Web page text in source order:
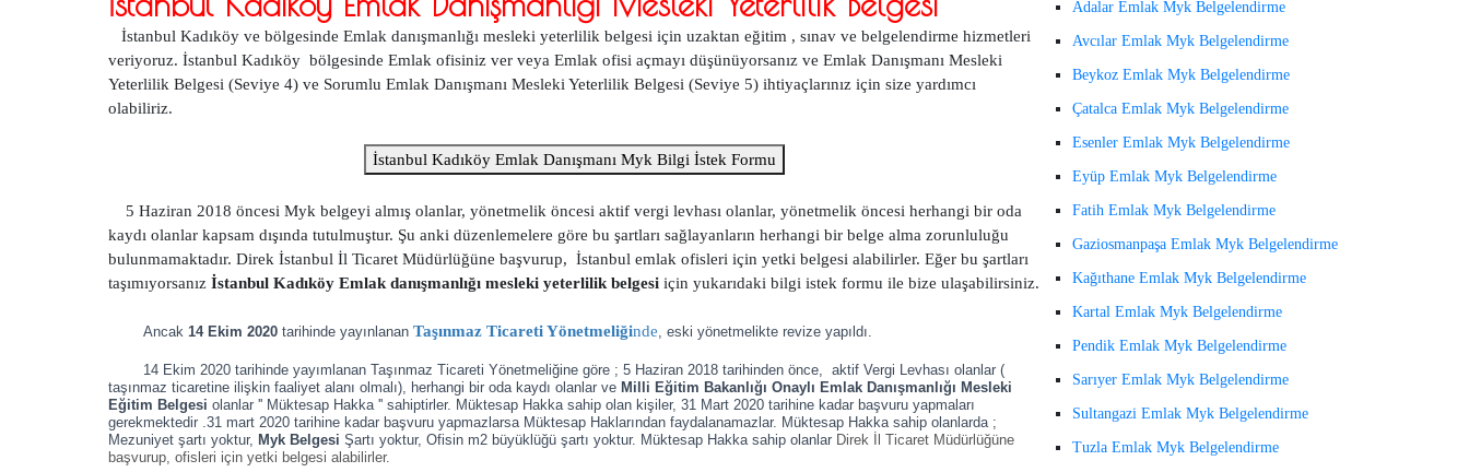
İstanbul Kadıköy ve bölgesinde Emlak danışmanlığı mesleki yeterlilik belgesi için uzaktan eğitim , sınav ve belgelendirme hizmetleri
veriyoruz. İstanbul Kadıköy bölgesinde Emlak ofisiniz ver veya Emlak ofisi açmayı düşünüyorsanız ve Emlak Danışmanı Mesleki
Yeterlilik Belgesi (Seviye 4) ve Sorumlu Emlak Danışmanı Mesleki Yeterlilik Belgesi (Seviye 5) ihtiyaçlarınız için size yardımcı
olabiliriz.
İstanbul Kadıköy Emlak Danışmanı Myk Bilgi İstek Formu
5 Haziran 2018 öncesi Myk belgeyi almış olanlar, yönetmelik öncesi aktif vergi levhası olanlar, yönetmelik öncesi herhangi bir oda
kaydı olanlar kapsam dışında tutulmuştur. Şu anki düzenlemelere göre bu şartları sağlayanların herhangi bir belge alma zorunluluğu
bulunmamaktadır. Direk İstanbul İl Ticaret Müdürlüğüne başvurup, İstanbul emlak ofisleri için yetki belgesi alabilirler. Eğer bu şartları
taşımıyorsanız İstanbul Kadıköy Emlak danışmanlığı mesleki yeterlilik belgesi için yukarıdaki bilgi istek formu ile bize ulaşabilirsiniz.
Ancak 14 Ekim 2020 tarihinde yayınlanan Taşınmaz Ticareti Yönetmeliğinde, eski yönetmelikte revize yapıldı.
14 Ekim 2020 tarihinde yayımlanan Taşınmaz Ticareti Yönetmeliğine göre ; 5 Haziran 2018 tarihinden önce, aktif Vergi Levhası olanlar (
taşınmaz ticaretine ilişkin faaliyet alanı olmalı), herhangi bir oda kaydı olanlar ve Milli Eğitim Bakanlığı Onaylı Emlak Danışmanlığı Mesleki
Eğitim Belgesi olanlar '' Müktesap Hakka '' sahiptirler. Müktesap Hakka sahip olan kişiler, 31 Mart 2020 tarihine kadar başvuru yapmaları
gerekmektedir .31 mart 2020 tarihine kadar başvuru yapmazlarsa Müktesap Haklarından faydalanamazlar. Müktesap Hakka sahip olanlarda ;
Mezuniyet şartı yoktur, Myk Belgesi Şartı yoktur, Ofisin m2 büyüklüğü şartı yoktur. Müktesap Hakka sahip olanlar Direk İl Ticaret Müdürlüğüne
başvurup, ofisleri için yetki belgesi alabilirler.
Adalar Emlak Myk Belgelendirme
Avcılar Emlak Myk Belgelendirme
Beykoz Emlak Myk Belgelendirme
Çatalca Emlak Myk Belgelendirme
Esenler Emlak Myk Belgelendirme
Eyüp Emlak Myk Belgelendirme
Fatih Emlak Myk Belgelendirme
Gaziosmanpaşa Emlak Myk Belgelendirme
Kağıthane Emlak Myk Belgelendirme
Kartal Emlak Myk Belgelendirme
Pendik Emlak Myk Belgelendirme
Sarıyer Emlak Myk Belgelendirme
Sultangazi Emlak Myk Belgelendirme
Tuzla Emlak Myk Belgelendirme